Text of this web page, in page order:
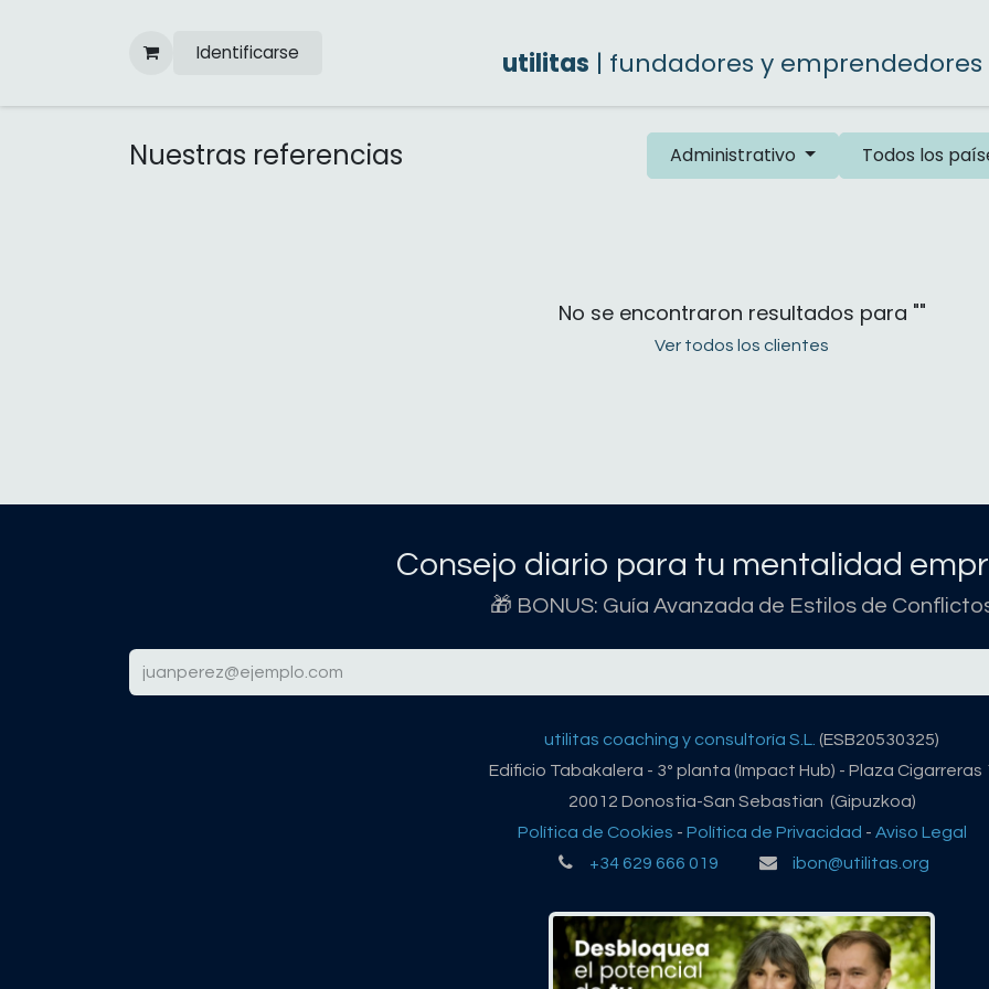
utilitas | fundadores y emprendedores
Identificarse
Nuestras referencias Administrativo Todos los
No se encontraron resultados para ""
Ver todos los clientes
Consejo diario para tu mentalidad
🎁 BONUS: Guía Avanzada de Estilos de
utilitas coaching y consultoría S.L.
(ESB20530325)
Edificio Tabakalera - 3º planta (Impact Hub) - Plaza Cigarreras
20012 Donostia-San Sebastian (Gipuzkoa)
Política de Cookies - Política de Privacidad - Aviso Legal
+34 629 666 019
ibon@utilitas.org